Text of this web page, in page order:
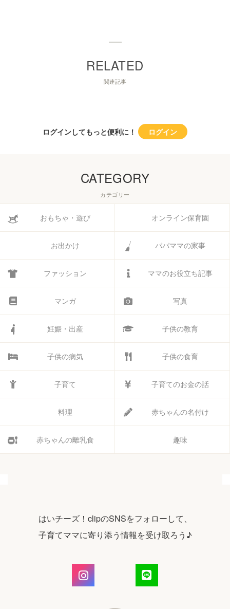
関連記事
ログインしてもっと便利に！ ログイン
CATEGORY
カテゴリー
おもちゃ・遊び オンライン保育園
お出かけ パパママの家事
ファッション ママのお役立ち記事
マンガ 写真
妊娠・出産 子供の教育
子供の病気 子供の食育
子育て 子育てのお金の話
料理 赤ちゃんの名付け
赤ちゃんの離乳食 趣味
はいチーズ！clipのSNSをフォローして、
子育てママに寄り添う情報を受け取ろう♪